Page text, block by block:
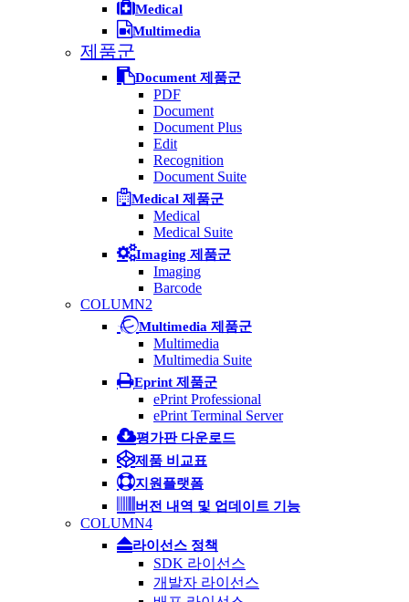
Medical
Multimedia
제품군
Document 제품군
PDF
Document
Document Plus
Edit
Recognition
Document Suite
Medical 제품군
Medical
Medical Suite
Imaging 제품군
Imaging
Barcode
COLUMN2
Multimedia 제품군
Multimedia
Multimedia Suite
Eprint 제품군
ePrint Professional
ePrint Terminal Server
평가판 다운로드
제품 비교표
지원플랫폼
버전 내역 및 업데이트 기능
COLUMN4
라이선스 정책
SDK 라이선스
개발자 라이선스